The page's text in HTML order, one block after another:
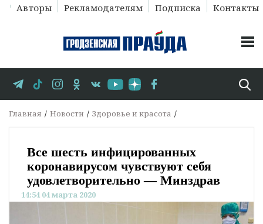
Авторы Рекламодателям Подписка Контакты
Главная Новости Здоровье и красота
Все шесть инфицированных
коронавирусом чувствуют себя
удовлетворительно — Минздрав
14:54 04 марта 2020